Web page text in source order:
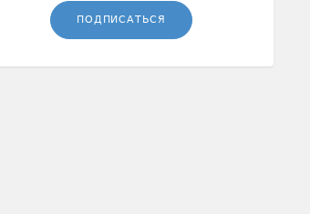
ПОДПИСАТЬСЯ